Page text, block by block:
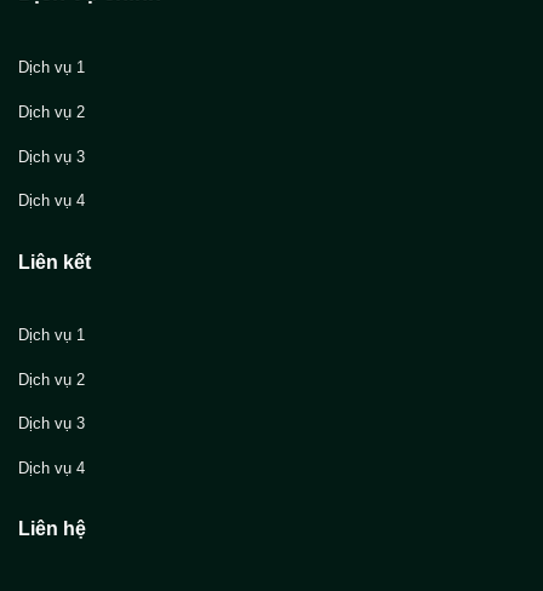
Dịch vụ 1
Dịch vụ 2
Dịch vụ 3
Dịch vụ 4
Liên kết
Dịch vụ 1
Dịch vụ 2
Dịch vụ 3
Dịch vụ 4
Liên hệ